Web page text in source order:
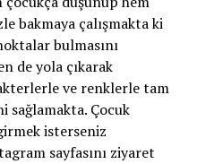
bakmaya çalışmakta ki
bulmasını
de yola çıkarak
ve renklerle tam
sağlamakta. Çocuk
isterseniz
sayfasını ziyaret